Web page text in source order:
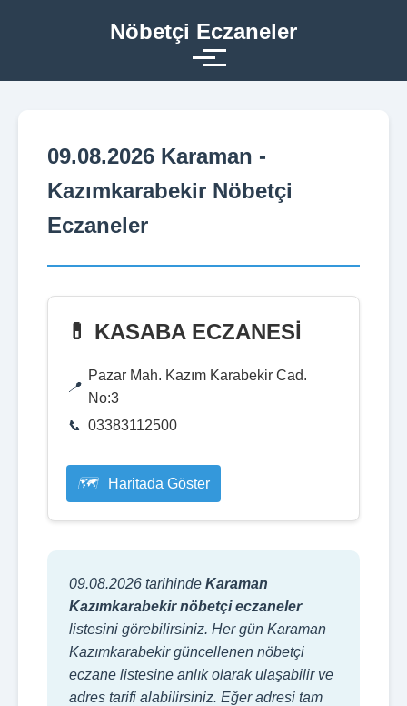
Nöbetçi Eczaneler
09.08.2026 Karaman -
Kazımkarabekir Nöbetçi
Eczaneler
💊 KASABA ECZANESİ
Pazar Mah. Kazım Karabekir Cad.
No:3
03383112500
Haritada Göster
09.08.2026 tarihinde Karaman
Kazımkarabekir nöbetçi eczaneler
listesini görebilirsiniz. Her gün Karaman
Kazımkarabekir güncellenen nöbetçi
eczane listesine anlık olarak ulaşabilir ve
adres tarifi alabilirsiniz. Eğer adresi tam